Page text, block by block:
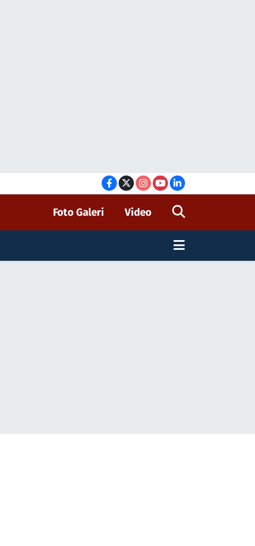
Foto Galeri Video